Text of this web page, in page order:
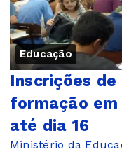
Educação
Inscrições
formação
até dia 16
Ministério da